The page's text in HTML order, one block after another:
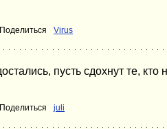
Поделиться Virus
пусть сдохнут те, кто
Поделиться juli